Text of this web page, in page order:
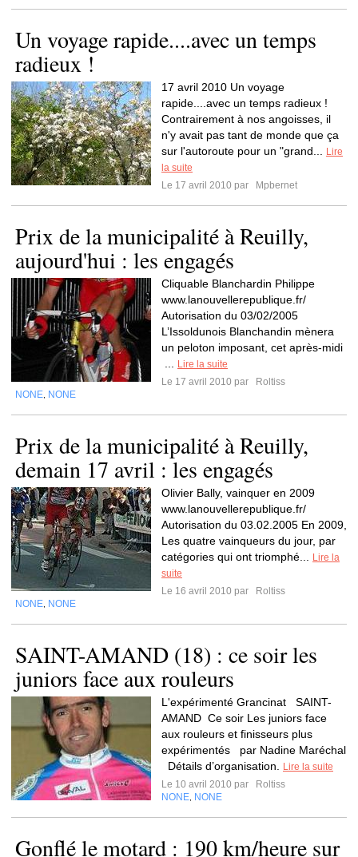
Un voyage rapide....avec un temps
radieux !
17 avril 2010 Un voyage
rapide....avec un temps radieux !
Contrairement à nos angoisses, il
n'y avait pas tant de monde que ça
sur l'autoroute pour un "grand...
Lire
la suite
Le 17 avril 2010 par
Mpbernet
Prix de la municipalité à Reuilly,
aujourd'hui : les engagés
Cliquable Blanchardin Philippe
www.lanouvellerepublique.fr/
Autorisation du 03/02/2005
L’Issoldunois Blanchandin mènera
un peloton imposant, cet après-midi
Lire la suite
Le 17 avril 2010 par
Roltiss
NONE NONE
Prix de la municipalité à Reuilly,
demain 17 avril : les engagés
Olivier Bally, vainquer en 2009
www.lanouvellerepublique.fr/
Autorisation du 03.02.2005 En 2009,
Les quatre vainqueurs du jour, par
catégories qui ont triomphé...
Lire la
suite
Le 16 avril 2010 par
Roltiss
NONE NONE
SAINT-AMAND (18) : ce soir les
juniors face aux rouleurs
L'expérimenté Grancinat SAINT-
AMAND Ce soir Les juniors face
aux rouleurs et finisseurs plus
expérimentés par Nadine Maréchal
Détails d’organisation.
Lire la suite
Le 10 avril 2010 par
Roltiss
NONE NONE
Gonflé le motard : 190 km/heure sur